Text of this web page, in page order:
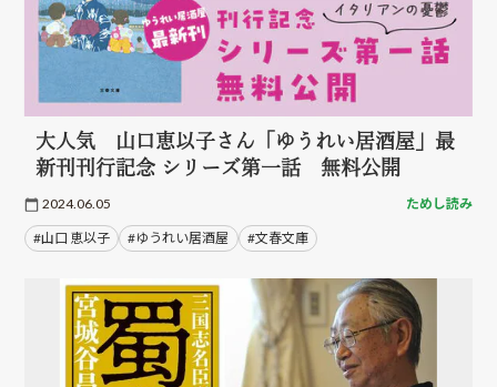
大人気 山口恵以子さん「ゆうれい居酒屋」最
新刊刊行記念 シリーズ第一話 無料公開
2024.06.05 ためし読み
#山口 恵以子 #ゆうれい居酒屋 #文春文庫